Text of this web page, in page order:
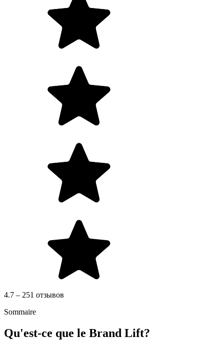
4.7 – 251 отзывов
Sommaire
Qu'est-ce que le Brand Lift?